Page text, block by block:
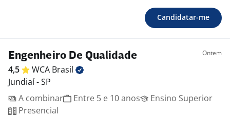
Candidatar-me
Engenheiro De Qualidade Ontem
4,5 WCA Brasil
Jundiaí - SP
A combinar
Entre 5 e 10 anos
Ensino Superior
Presencial